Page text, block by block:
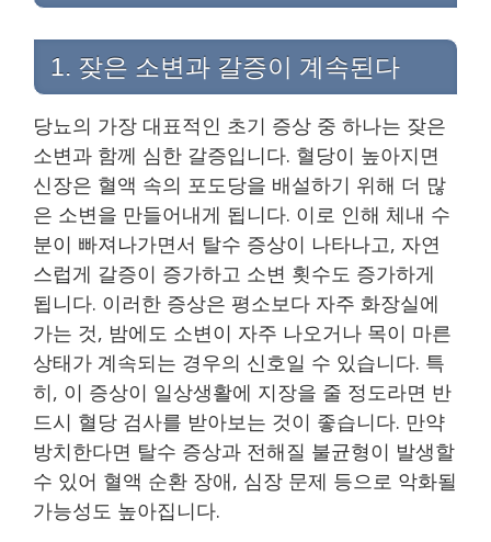
1. 잦은 소변과 갈증이 계속된다
당뇨의 가장 대표적인 초기 증상 중 하나는 잦은
소변과 함께 심한 갈증입니다. 혈당이 높아지면
신장은 혈액 속의 포도당을 배설하기 위해 더 많
은 소변을 만들어내게 됩니다. 이로 인해 체내 수
분이 빠져나가면서 탈수 증상이 나타나고, 자연
스럽게 갈증이 증가하고 소변 횟수도 증가하게
됩니다. 이러한 증상은 평소보다 자주 화장실에
가는 것, 밤에도 소변이 자주 나오거나 목이 마른
상태가 계속되는 경우의 신호일 수 있습니다. 특
히, 이 증상이 일상생활에 지장을 줄 정도라면 반
드시 혈당 검사를 받아보는 것이 좋습니다. 만약
방치한다면 탈수 증상과 전해질 불균형이 발생할
수 있어 혈액 순환 장애, 심장 문제 등으로 악화될
가능성도 높아집니다.